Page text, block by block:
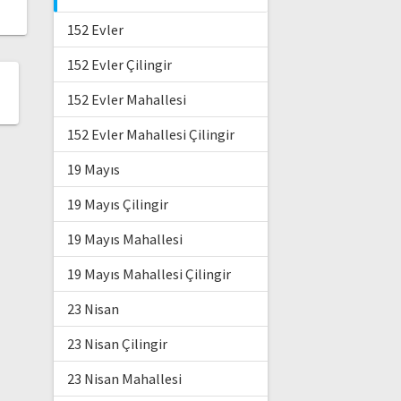
152 Evler
152 Evler Çilingir
152 Evler Mahallesi
152 Evler Mahallesi Çilingir
19 Mayıs
19 Mayıs Çilingir
19 Mayıs Mahallesi
19 Mayıs Mahallesi Çilingir
23 Nisan
23 Nisan Çilingir
23 Nisan Mahallesi